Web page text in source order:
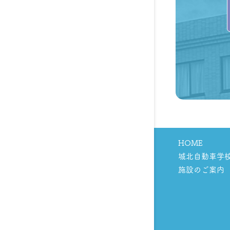
HOME
城北自動車学
施設のご案内